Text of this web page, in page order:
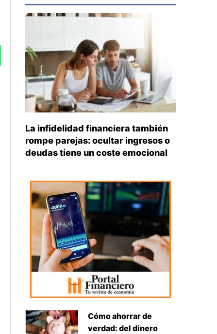
La infidelidad financiera también
rompe parejas: ocultar ingresos o
deudas tiene un coste emocional
Cómo ahorrar de
verdad: del dinero